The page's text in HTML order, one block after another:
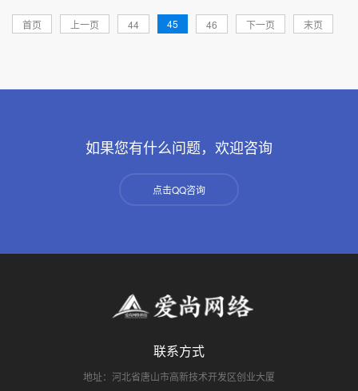
首页 上一页 44 45 46 下一页 末页
如果您有什么问题，欢迎咨询
点击QQ咨询
联系方式
地址：河北省唐山市高新技术开发区创业大厦